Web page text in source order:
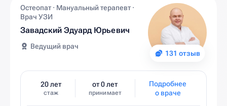
131 отзыв
Остеопат · Мануальный терапевт ·
Врач УЗИ
Завадский Эдуард Юрьевич
Ведущий врач
20 лет
стаж
от 0 лет
принимает
Подробнее
о враче